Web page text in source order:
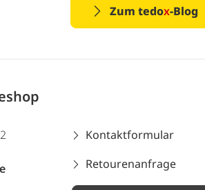
Zum tedox-Blog
Kontaktformular
Retourenanfrage